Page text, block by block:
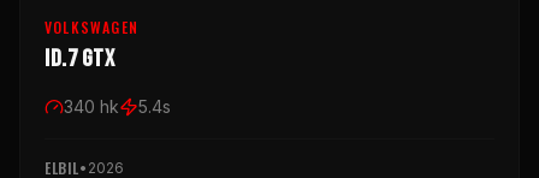
VOLKSWAGEN
ID.7 GTX
340 hk 5.4s
ELBIL• 2026